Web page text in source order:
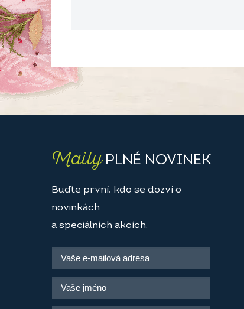
MailyPLNÉ NOVINEK
Buďte první, kdo se dozví o
novinkách
a speciálních akcích.